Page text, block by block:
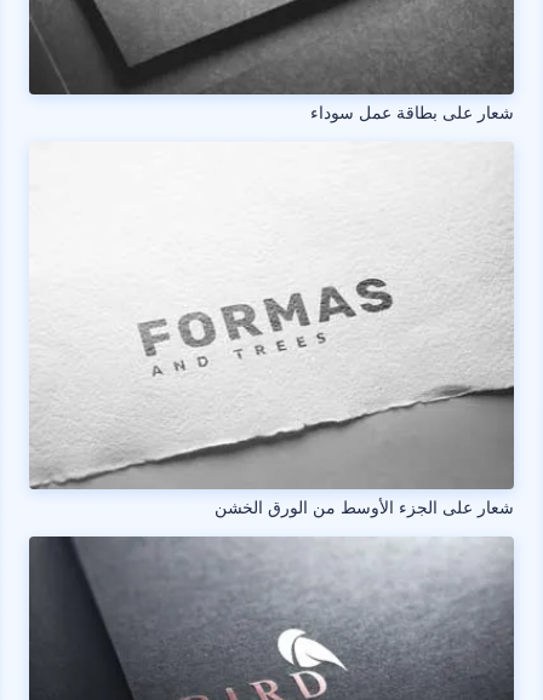
شعار على بطاقة عمل سوداء
شعار على الجزء الأوسط من الورق الخشن